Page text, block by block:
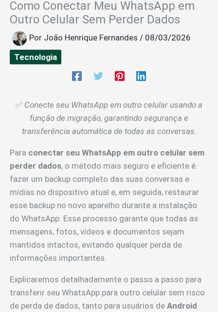
Como Conectar Meu WhatsApp em
Outro Celular Sem Perder Dados
Por João Henrique Fernandes / 08/03/2026
Tecnologia
✅ Conecte seu WhatsApp em outro celular usando a
função de migração, garantindo segurança e
transferência automática de todas as conversas.
Para conectar seu WhatsApp em outro celular sem
perder dados, o método mais seguro e eficiente é
fazer um backup completo das suas conversas e
mídias no dispositivo atual e, em seguida, restaurar
esse backup no novo aparelho durante a instalação
do WhatsApp. Esse processo garante que todas as
mensagens, fotos, vídeos e documentos sejam
mantidos intactos, evitando qualquer perda de
informações importantes.
Explicaremos detalhadamente o passo a passo para
transferir seu WhatsApp para outro celular sem risco
de perda de dados, tanto para usuários de Android